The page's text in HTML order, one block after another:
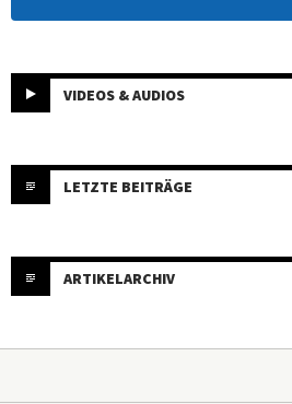
VIDEOS & AUDIOS
LETZTE BEITRÄGE
ARTIKELARCHIV